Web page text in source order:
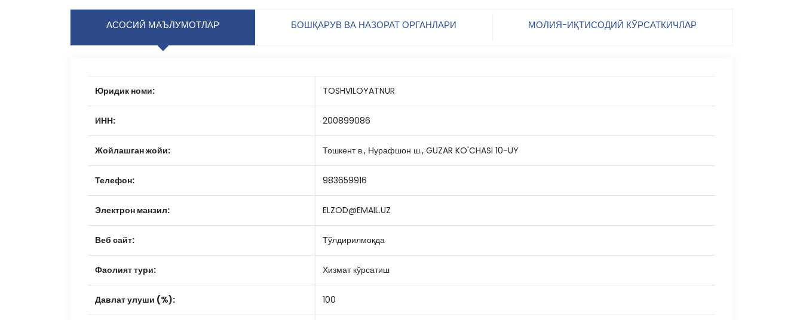
АСОСИЙ МАЪЛУМОТЛАР БОШҚАРУВ ВА НАЗОРАТ ОРГАНЛАРИ МОЛИЯ-ИҚТИСОДИЙ КЎРСАТКИЧЛАР
Юридик номи: TOSHVILOYATNUR
ИНН: 200899086
Жойлашган жойи: Тошкент в., Нурафшон ш., GUZAR KO'CHASI 10-UY
Телефон: 983659916
Электрон манзил: ELZOD@EMAIL.UZ
Веб сайт: Тўлдирилмоқда
Фаолият тури: Хизмат кўрсатиш
Давлат улуши (%): 100